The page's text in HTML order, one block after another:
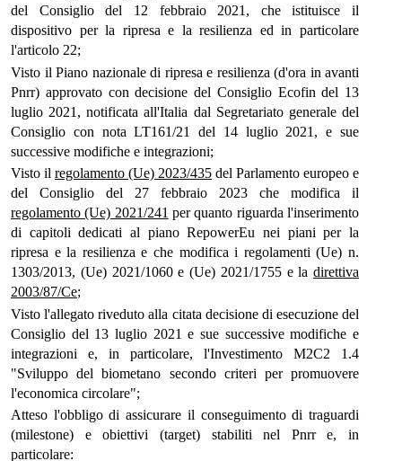
del Consiglio del 12 febbraio 2021, che istituisce il
dispositivo per la ripresa e la resilienza ed in particolare
l'articolo 22;
Visto il Piano nazionale di ripresa e resilienza (d'ora in avanti
Pnrr) approvato con decisione del Consiglio Ecofin del 13
luglio 2021, notificata all'Italia dal Segretariato generale del
Consiglio con nota LT161/21 del 14 luglio 2021, e sue
successive modifiche e integrazioni;
Visto il regolamento (Ue) 2023/435 del Parlamento europeo e
del Consiglio del 27 febbraio 2023 che modifica il
regolamento (Ue) 2021/241 per quanto riguarda l'inserimento
di capitoli dedicati al piano RepowerEu nei piani per la
ripresa e la resilienza e che modifica i regolamenti (Ue) n.
1303/2013, (Ue) 2021/1060 e (Ue) 2021/1755 e la direttiva
2003/87/Ce;
Visto l'allegato riveduto alla citata decisione di esecuzione del
Consiglio del 13 luglio 2021 e sue successive modifiche e
integrazioni e, in particolare, l'Investimento M2C2 1.4
"Sviluppo del biometano secondo criteri per promuovere
l'economica circolare";
Atteso l'obbligo di assicurare il conseguimento di traguardi
(milestone) e obiettivi (target) stabiliti nel Pnrr e, in
particolare: